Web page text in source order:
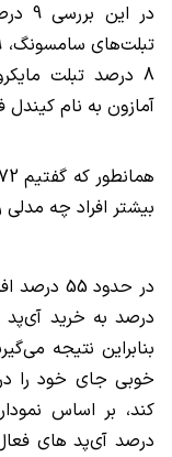
آمازون به نام کیندل
بیشتر افراد چه
درصد به خرید آی‌پد
خوبی جای خود را
کند، بر اساس
درصد آی‌پد های